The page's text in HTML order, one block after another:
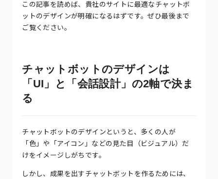
この記事を読めば、貴社のサイトに最適なチャットボ
ットのデザインが明確になるはずです。ぜひ最後まで
ご覧ください。
チャットボットのデザインは
「UI」と「会話設計」の2軸で決ま
る
チャットボットのデザインというと、多くの人が
「色」や「アイコン」などの見た目（ビジュアル）だ
けをイメージしがちです。
しかし、成果を出すチャットボットを作るためには、